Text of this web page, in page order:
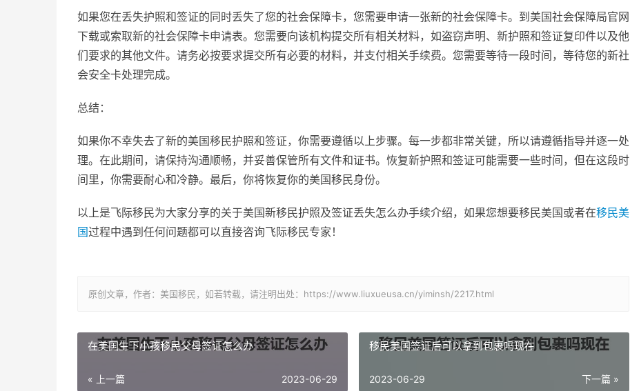
如果您在丢失护照和签证的同时丢失了您的社会保障卡，您需要申请一张新的社会保障卡。到美国社会保障局官网
下载或索取新的社会保障卡申请表。您需要向该机构提交所有相关材料，如盗窃声明、新护照和签证复印件以及他
们要求的其他文件。请务必按要求提交所有必要的材料，并支付相关手续费。您需要等待一段时间，等待您的新社
会安全卡处理完成。
总结：
如果你不幸失去了新的美国移民护照和签证，你需要遵循以上步骤。每一步都非常关键，所以请遵循指导并逐一处
理。在此期间，请保持沟通顺畅，并妥善保管所有文件和证书。恢复新护照和签证可能需要一些时间，但在这段时
间里，你需要耐心和冷静。最后，你将恢复你的美国移民身份。
以上是飞际移民为大家分享的关于美国新移民护照及签证丢失怎么办手续介绍，如果您想要移民美国或者在移民美
国过程中遇到任何问题都可以直接咨询飞际移民专家！
原创文章，作者：美国移民，如若转载，请注明出处：https://www.liuxueusa.cn/yiminsh/2217.html
在美国生下小孩移民父母签证怎么办
« 上一篇 2023-06-29
移民美国签证后可以拿到包裹吗现在
下一篇 »
2023-06-29